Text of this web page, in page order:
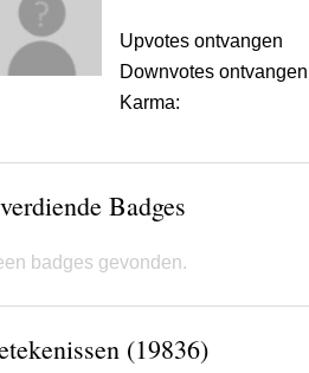
Upvotes ontvangen
Downvotes ontvangen
Karma:
Badges
badges gevonden.
(19836)